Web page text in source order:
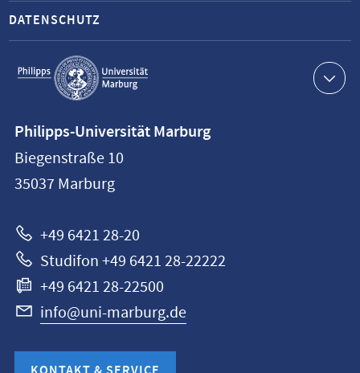
Service-
Navigation
DATENSCHUTZ
Philipps-
Universität
Marburg
Philipps-Universität Marburg
Biegenstraße 10
35037 Marburg
+49 6421 28-20
Studifon +49 6421 28-22222
+49 6421 28-22500
info@uni-marburg.de